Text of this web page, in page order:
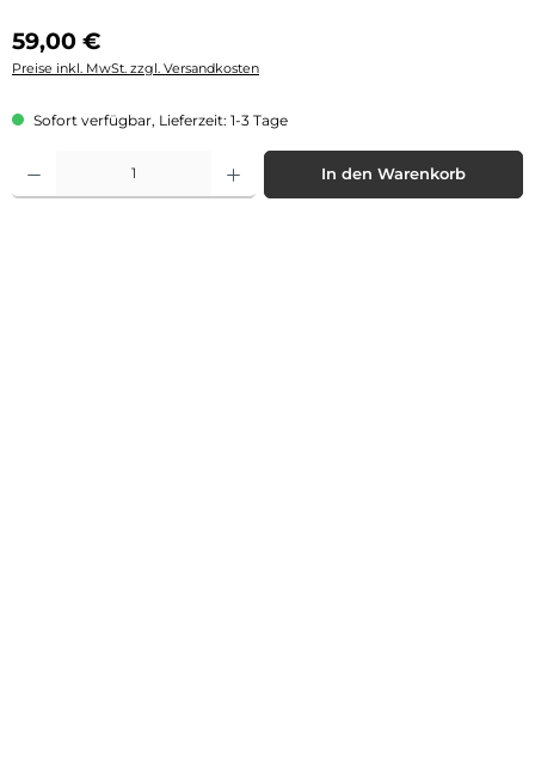
Regulärer Preis:
59,00 €
Preise inkl. MwSt. zzgl. Versandkosten
Sofort verfügbar, Lieferzeit: 1-3 Tage
Produkt Anzahl: Gib den gewünschten Wert ein oder benutze die
In den Warenkorb